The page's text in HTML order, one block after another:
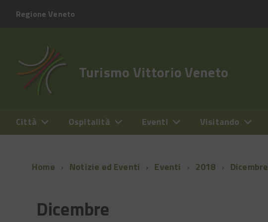
Regione Veneto
Turismo Vittorio Veneto
Città Ospitalità Eventi Visitando
Home Notizie ed Eventi Eventi 2018 Dicembre
Dicembre